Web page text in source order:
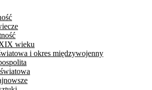
wieku
i okres międzywojenny